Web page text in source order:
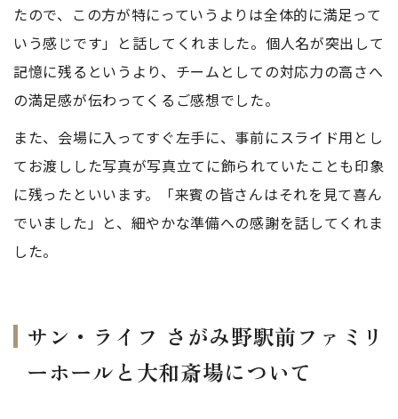
たので、この方が特にっていうよりは全体的に満足って
いう感じです」と話してくれました。個人名が突出して
記憶に残るというより、チームとしての対応力の高さへ
の満足感が伝わってくるご感想でした。
また、会場に入ってすぐ左手に、事前にスライド用とし
てお渡しした写真が写真立てに飾られていたことも印象
に残ったといいます。「来賓の皆さんはそれを見て喜ん
でいました」と、細やかな準備への感謝を話してくれま
した。
サン・ライフ さがみ野駅前ファミリ
ーホールと大和斎場について